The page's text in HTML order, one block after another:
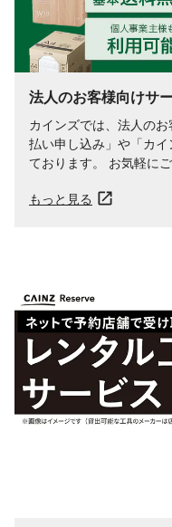
生産国
日本
法人のお客様向けサ
カインズでは、法人の
払い申し込み」や「カ
ております。 お気軽にご
もっと見る